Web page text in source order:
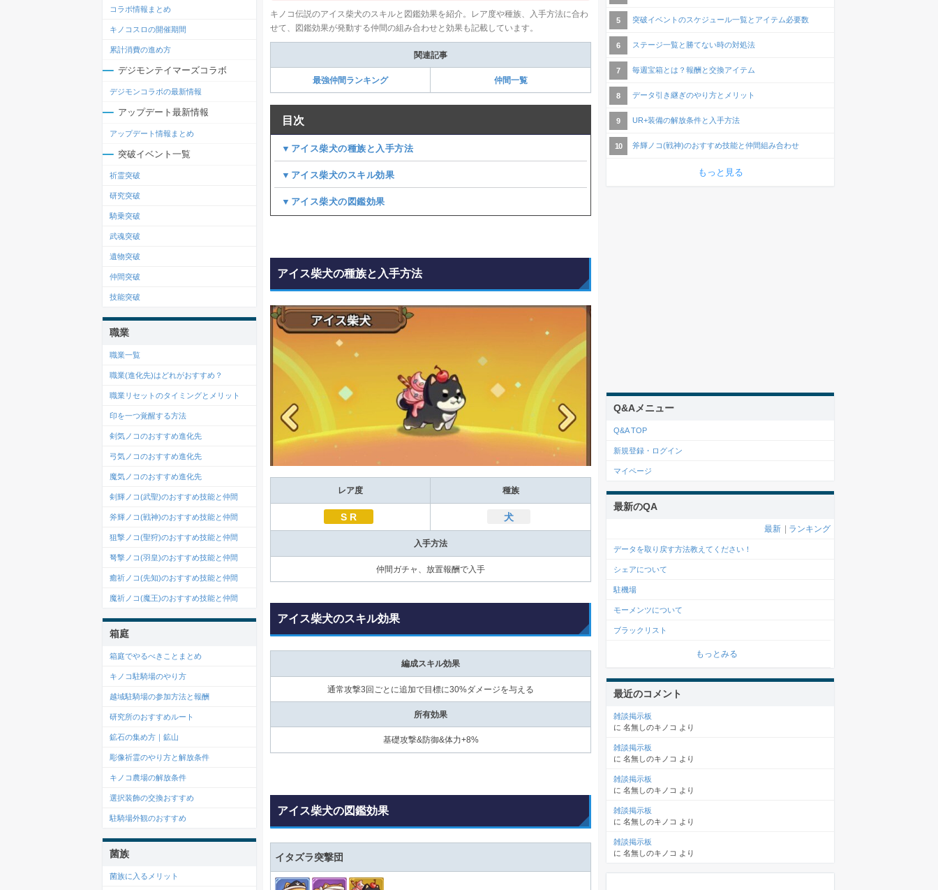
キノコ伝説のアイス柴犬のスキルと図鑑効果を紹介。レア度や種族、入手方法に合わ
せて、図鑑効果が発動する仲間の組み合わせと効果も記載しています。
関連記事
最強仲間ランキング 仲間一覧
目次
▼アイス柴犬の種族と入手方法
▼アイス柴犬のスキル効果
▼アイス柴犬の図鑑効果
アイス柴犬の種族と入手方法
レア度 種族
S R 犬
入手方法
仲間ガチャ、放置報酬で入手
アイス柴犬のスキル効果
編成スキル効果
通常攻撃3回ごとに追加で目標に30%ダメージを与える
所有効果
基礎攻撃&防御&体力+8%
アイス柴犬の図鑑効果
イタズラ突撃団
コラボ情報まとめ
キノコスロの開催期間
累計消費の進め方
デジモンテイマーズコラボ
デジモンコラボの最新情報
アップデート最新情報
アップデート情報まとめ
突破イベント一覧
祈霊突破
研究突破
騎乗突破
武魂突破
遺物突破
仲間突破
技能突破
職業
職業一覧
職業(進化先)はどれがおすすめ？
職業リセットのタイミングとメリット
印を一つ覚醒する方法
剣気ノコのおすすめ進化先
弓気ノコのおすすめ進化先
魔気ノコのおすすめ進化先
剣輝ノコ(武聖)のおすすめ技能と仲間
斧輝ノコ(戦神)のおすすめ技能と仲間
狙撃ノコ(聖狩)のおすすめ技能と仲間
弩撃ノコ(羽皇)のおすすめ技能と仲間
癒祈ノコ(先知)のおすすめ技能と仲間
魔祈ノコ(魔王)のおすすめ技能と仲間
箱庭
箱庭でやるべきことまとめ
キノコ駐騎場のやり方
越域駐騎場の参加方法と報酬
研究所のおすすめルート
鉱石の集め方｜鉱山
彫像祈霊のやり方と解放条件
キノコ農場の解放条件
選択装飾の交換おすすめ
駐騎場外観のおすすめ
菌族
菌族に入るメリット
突破イベントのスケジュール一覧とアイテム必要数
ステージ一覧と勝てない時の対処法
毎週宝箱とは？報酬と交換アイテム
データ引き継ぎのやり方とメリット
UR+装備の解放条件と入手方法
斧輝ノコ(戦神)のおすすめ技能と仲間組み合わせ
もっと見る
Q&Aメニュー
Q&A TOP
新規登録・ログイン
マイページ
最新のQA
最新 ランキング
データを取り戻す方法教えてください！
シェアについて
駐機場
モーメンツについて
ブラックリスト
もっとみる
最近のコメント
雑談掲示板
に 名無しのキノコ より
雑談掲示板
に 名無しのキノコ より
雑談掲示板
に 名無しのキノコ より
雑談掲示板
に 名無しのキノコ より
雑談掲示板
に 名無しのキノコ より